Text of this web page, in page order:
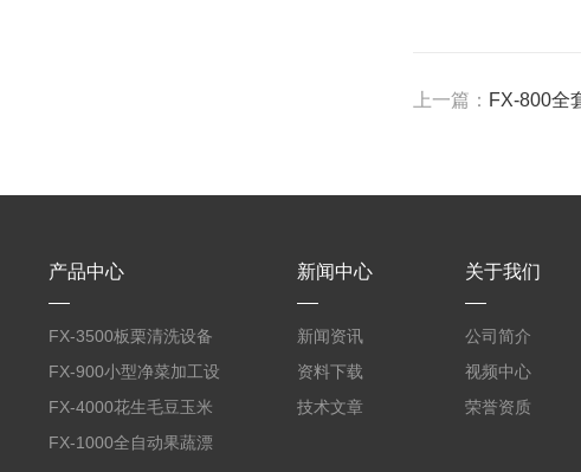
上一篇： FX-800全
产品中心
FX-3500板栗清洗设备
全自动气泡清洗机
FX-900小型净菜加工设
备野菜清洗机
FX-4000花生毛豆玉米
蒸煮漂烫机
FX-1000全自动果蔬漂
新闻中心
新闻资讯
资料下载
技术文章
关于我们
公司简介
视频中心
荣誉资质